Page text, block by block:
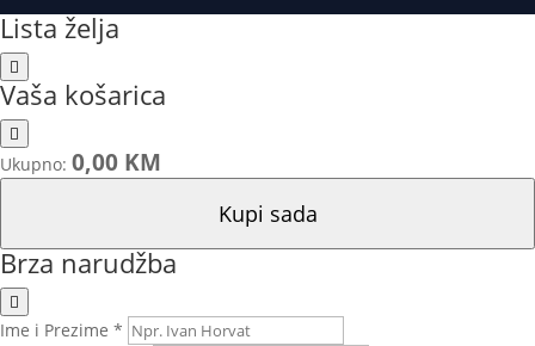
Lista želja
Vaša košarica
Ukupno: 0,00 KM
Kupi sada
Brza narudžba
Ime i Prezime *